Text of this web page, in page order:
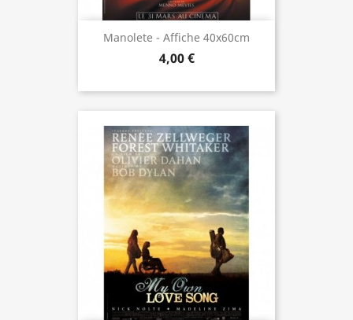
Manolete - Affiche 40x60cm
4,00 €